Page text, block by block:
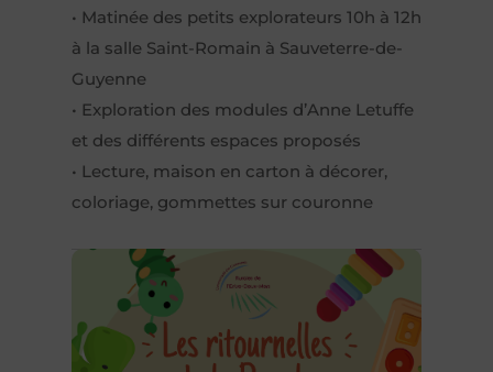
• Matinée des petits explorateurs 10h à 12h
à la salle Saint-Romain à Sauveterre-de-
Guyenne
• Exploration des modules d’Anne Letuffe
et des différents espaces proposés
• Lecture, maison en carton à décorer,
coloriage, gommettes sur couronne